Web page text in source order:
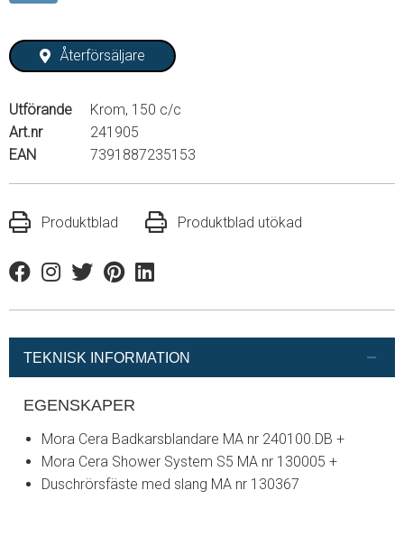
Återförsäljare
Utförande
Krom, 150 c/c
Art.nr
241905
EAN
7391887235153
Produktblad Produktblad utökad
FacebookInstagram
TwitterPinterestLinkedin
TEKNISK INFORMATION
EGENSKAPER
Mora Cera Badkarsblandare MA nr 240100.DB +
Mora Cera Shower System S5 MA nr 130005 +
Duschrörsfäste med slang MA nr 130367